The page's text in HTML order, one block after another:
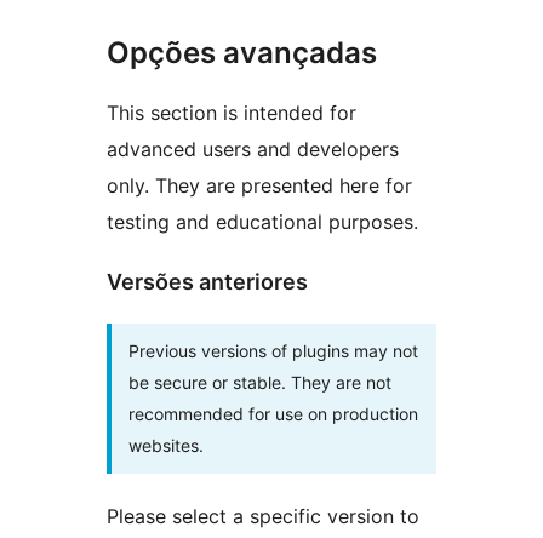
Opções avançadas
This section is intended for
advanced users and developers
only. They are presented here for
testing and educational purposes.
Versões anteriores
Previous versions of plugins may not
be secure or stable. They are not
recommended for use on production
websites.
Please select a specific version to